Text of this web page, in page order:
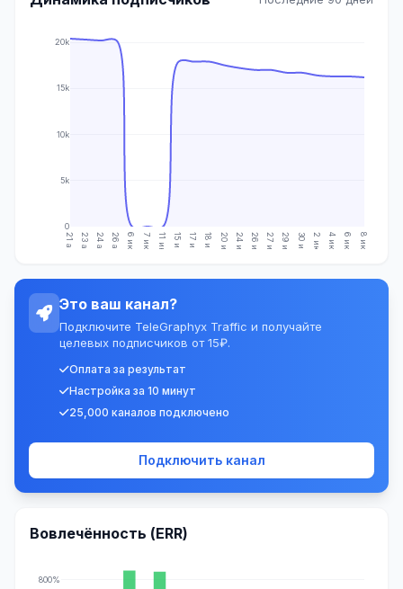
21 апр. 23 апр. 24 апр. 26 апр. 6 июн. 7 июн. 11 июн. 15 июн. 17 июн. 18 июн. 20 июн. 24 июн. 26 июн. 27 июн. 29 июн. 30 июн. 2 июл. 4 июл. 6 июл. 8 июл.
0
5k
10k
15k
20k
Это ваш канал?
Подключите TeleGraphyx Traffic и получайте
целевых подписчиков от 15₽.
Оплата за результат
Настройка за 10 минут
25,000 каналов подключено
Подключить канал
Вовлечённость (ERR)
800%